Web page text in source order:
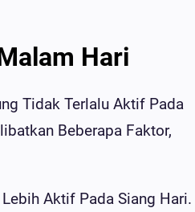
Hari
Tidak Terlalu Aktif Pada
Beberapa Faktor,
Aktif Pada Siang Hari.